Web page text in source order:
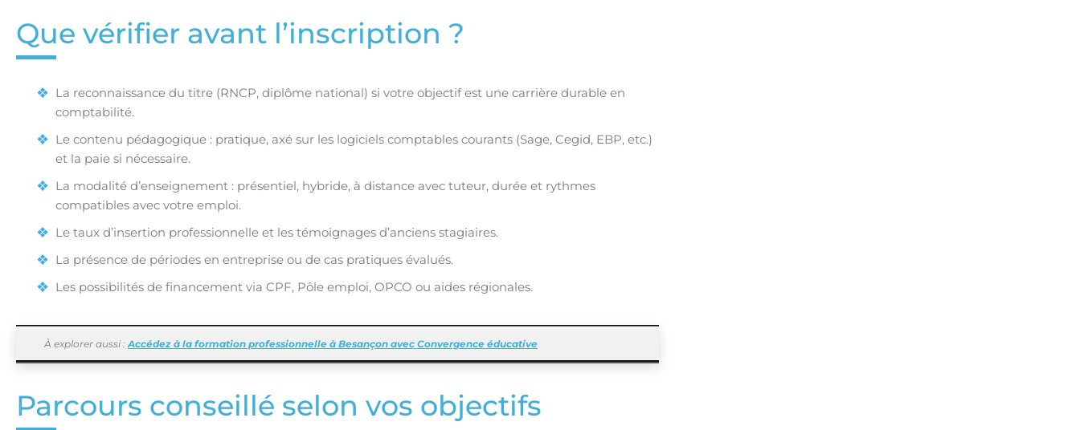
Que vérifier avant l’inscription ?
La reconnaissance du titre (RNCP, diplôme national) si votre objectif est une carrière durable en
comptabilité.
Le contenu pédagogique : pratique, axé sur les logiciels comptables courants (Sage, Cegid, EBP, etc.)
et la paie si nécessaire.
La modalité d’enseignement : présentiel, hybride, à distance avec tuteur, durée et rythmes
compatibles avec votre emploi.
Le taux d’insertion professionnelle et les témoignages d’anciens stagiaires.
La présence de périodes en entreprise ou de cas pratiques évalués.
Les possibilités de financement via CPF, Pôle emploi, OPCO ou aides régionales.
À explorer aussi :Accédez à la formation professionnelle à Besançon avec Convergence éducative
Parcours conseillé selon vos objectifs